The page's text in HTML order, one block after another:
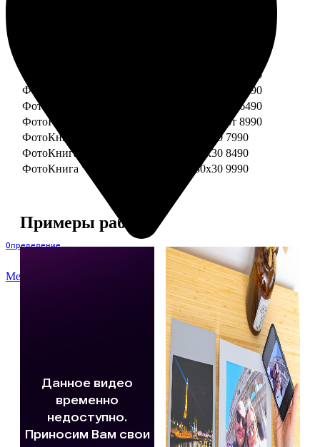
Определение...
Меню
ФотоКнига "Премиум" 20x30
от 4990
ФотоКнига "Премиум" 25x25
от 5990
ФотоКнига "Премиум" 30x30
от 6490
ФотоКнига "Премиум" 30x45
от 8990
ФотоКнига "Премиум" Свадебная 20x20 7990
ФотоКнига "Премиум" Свадебная 20x30 8490
ФотоКнига "Премиум" Свадебная 30x30 9990
Примеры работ